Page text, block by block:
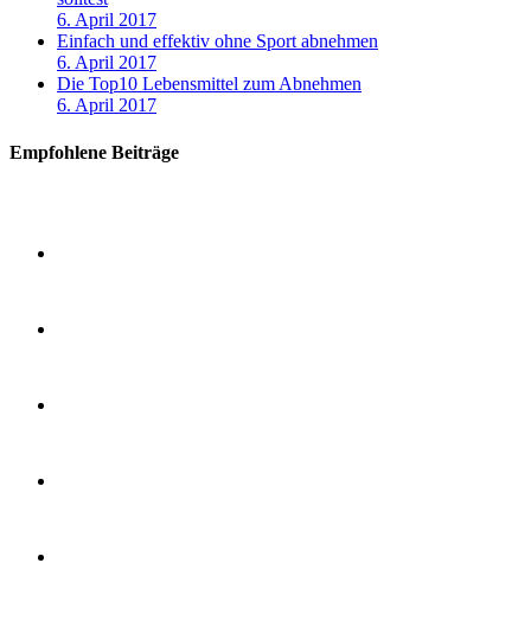
6. April 2017
Einfach und effektiv ohne Sport abnehmen
6. April 2017
Die Top10 Lebensmittel zum Abnehmen
6. April 2017
Empfohlene Beiträge